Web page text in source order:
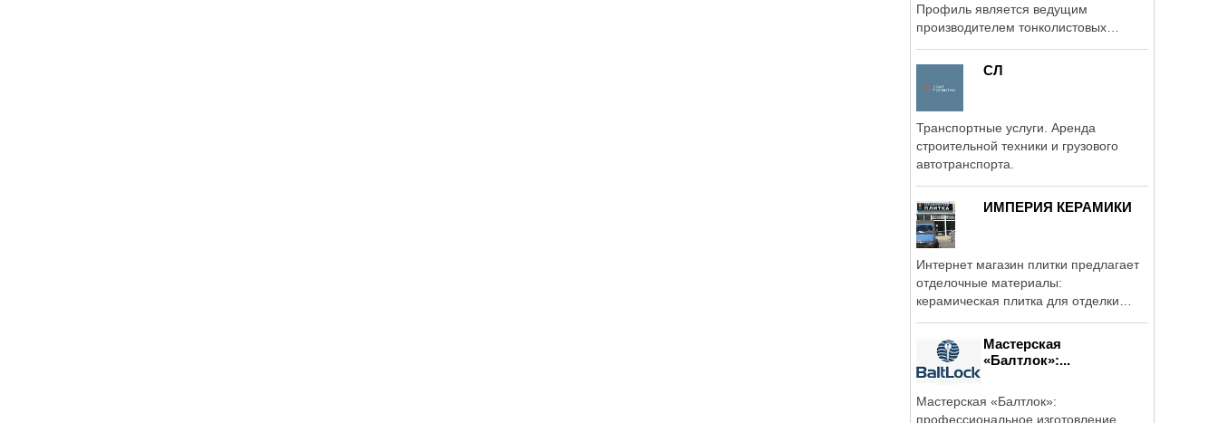
Профиль является ведущим
производителем тонколистовых
СЛ
Транспортные услуги. Аренда
строительной техники и грузового
автотранспорта.
ИМПЕРИЯ КЕРАМИКИ
Интернет магазин плитки предлагает
отделочные материалы:
керамическая плитка для отделки
Мастерская
«Балтлок»:...
Мастерская «Балтлок»:
профессиональное изготовление